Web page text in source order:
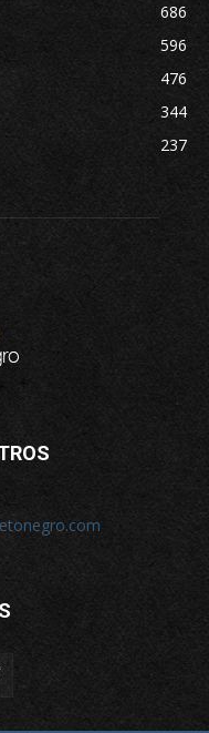
686
596
476
344
237